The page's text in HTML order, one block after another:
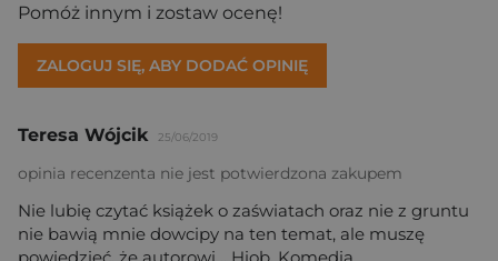
Pomóż innym i zostaw ocenę!
ZALOGUJ SIĘ, ABY DODAĆ OPINIĘ
Teresa Wójcik 25/06/2019
opinia recenzenta nie jest potwierdzona zakupem
Nie lubię czytać książek o zaświatach oraz nie z gruntu
nie bawią mnie dowcipy na ten temat, ale muszę